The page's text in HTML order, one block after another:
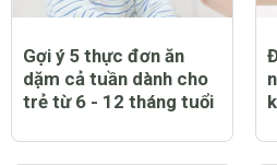
Gợi ý 5 thực đơn ăn
dặm cả tuần dành cho
trẻ từ 6 - 12 tháng tuổi